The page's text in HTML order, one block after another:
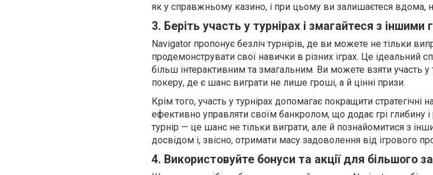
як у справжньому казино, і при цьому ви залишаєтеся
3. Беріть участь у турнірах і змагайтеся з іншими
Navigator пропонує безліч турнірів, де ви можете не тільки
продемонструвати свої навички в різних іграх. Це ідеальний
більш інтерактивним та змагальним. Ви можете взяти участь у
покеру, де є шанс виграти не лише гроші, а й цінні призи.
Крім того, участь у турнірах допомагає покращити стратегічні
ефективно управляти своїм банкролом, що додає грі глибину
турнір — це шанс не тільки виграти, але й познайомитися з
досвідом і, звісно, отримати масу задоволення від ігрового
4. Використовуйте бонуси та акції для більшого